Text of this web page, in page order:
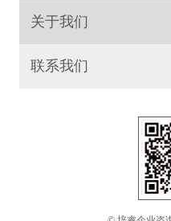
关于我们
联系我们